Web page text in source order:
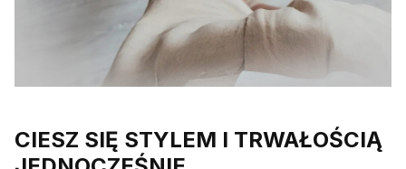
CIESZ SIĘ STYLEM I TRWAŁOŚCIĄ